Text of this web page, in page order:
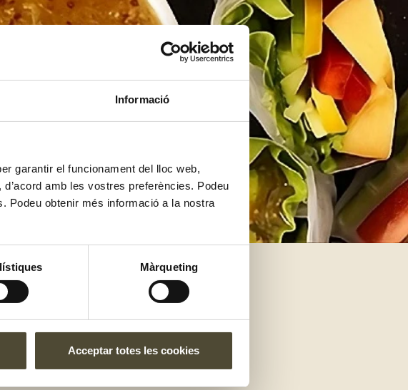
Informació
garantir el funcionament del lloc web,
amb les vostres preferències. Podeu
Podeu obtenir més informació a la nostra
Màrqueting
Acceptar totes les cookies